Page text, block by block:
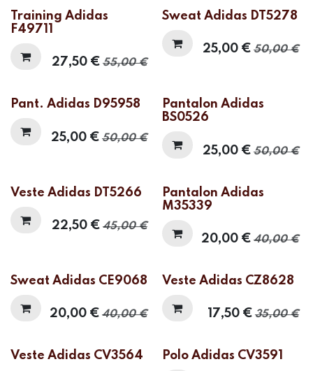
Training Adidas
F49711
27,50€ 55,00€
Sweat Adidas DT5278
25,00€ 50,00€
Pant. Adidas D95958
25,00€ 50,00€
Pantalon Adidas
BS0526
25,00€ 50,00€
Veste Adidas DT5266
22,50€ 45,00€
Pantalon Adidas
M35339
20,00€ 40,00€
Sweat Adidas CE9068
20,00€ 40,00€
Veste Adidas CZ8628
17,50€ 35,00€
Veste Adidas CV3564
Polo Adidas CV3591